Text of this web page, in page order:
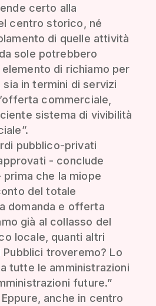
certo alla
centro storico, né
di quelle attività
sole potrebbero
di richiamo per
in termini di servizi
commerciale,
sistema di vivibilità
pubblico-privati
- conclude
che la miope
del totale
domanda e offerta
già al collasso del
locale, quanti altri
Pubblici troveremo? Lo
tutte le amministrazioni
future.”
anche in centro